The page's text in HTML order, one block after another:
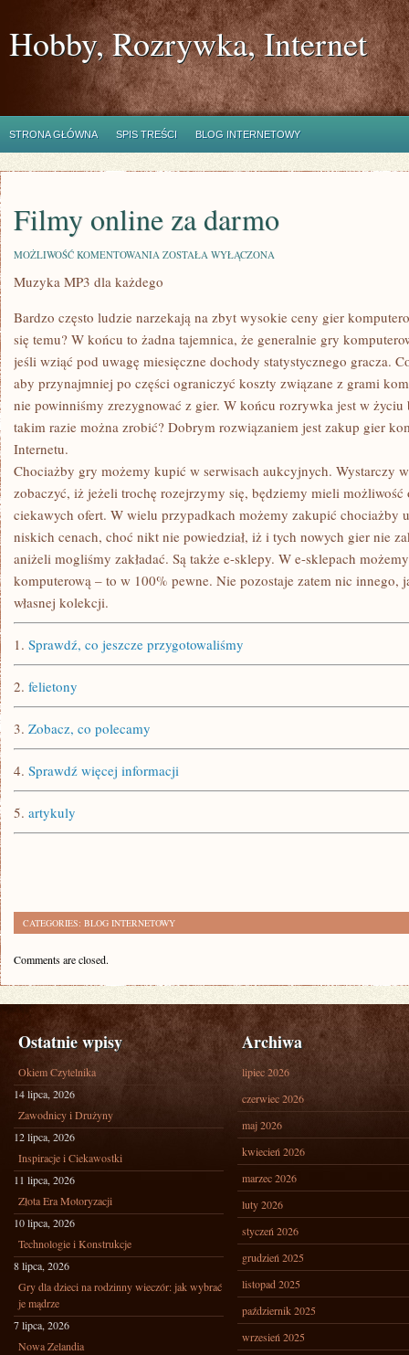
Hobby, Rozrywka, Internet
STRONA GŁÓWNA SPIS TREŚCI BLOG INTERNETOWY
Filmy online za darmo
MOŻLIWOŚĆ KOMENTOWANIA FILMY
ZA
ZOSTAŁA WYŁĄCZONA
Muzyka MP3 dla każdego
Bardzo często ludzie narzekają na zbyt wysokie ceny gier
się temu? W końcu to żadna tajemnica, że generalnie gry
jeśli wziąć pod uwagę miesięczne dochody statystycznego gracza.
aby przynajmniej po części ograniczyć koszty związane z grami
nie powinniśmy zrezygnować z gier. W końcu rozrywka jest w
takim razie można zrobić? Dobrym rozwiązaniem jest zakup gier
Internetu.
Chociażby gry możemy kupić w serwisach aukcyjnych. Wystarczy
zobaczyć, iż jeżeli trochę rozejrzymy się, będziemy mieli możliwość
ciekawych ofert. W wielu przypadkach możemy zakupić chociażby
niskich cenach, choć nikt nie powiedział, iż i tych nowych gier nie
aniżeli mogliśmy zakładać. Są także e-sklepy. W e-sklepach
komputerową – to w 100% pewne. Nie pozostaje zatem nic innego,
własnej kolekcji.
1. Sprawdź, co jeszcze przygotowaliśmy
2. felietony
3. Zobacz, co polecamy
4. Sprawdź więcej informacji
5. artykuly
CATEGORIES: BLOG INTERNETOWY
Comments are closed.
Ostatnie wpisy
Okiem Czytelnika
14 lipca, 2026
Zawodnicy i Drużyny
12 lipca, 2026
Inspiracje i Ciekawostki
11 lipca, 2026
Złota Era Motoryzacji
10 lipca, 2026
Technologie i Konstrukcje
8 lipca, 2026
Gry dla dzieci na rodzinny wieczór: jak wybrać
je mądrze
7 lipca, 2026
Nowa Zelandia
Archiwa
lipiec 2026
czerwiec 2026
maj 2026
kwiecień 2026
marzec 2026
luty 2026
styczeń 2026
grudzień 2025
listopad 2025
październik 2025
wrzesień 2025